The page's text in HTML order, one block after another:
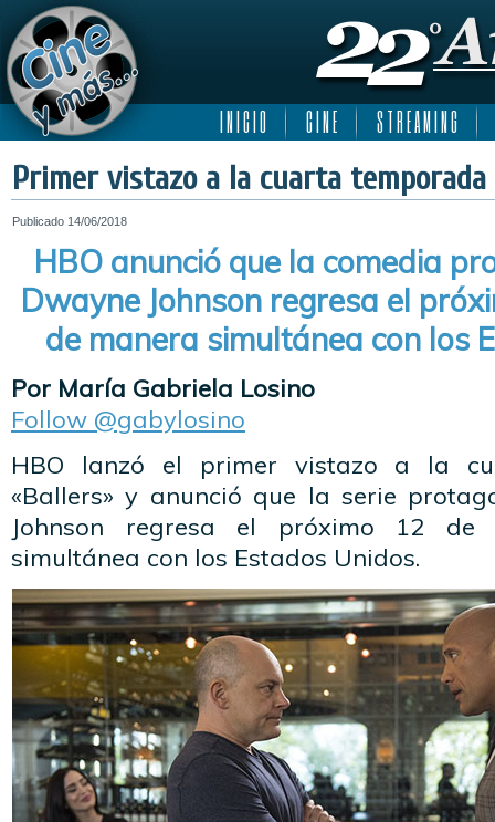
I N I C I O C I N E S T R E A M I N G
Primer vistazo a la cuarta temporada
Publicado 14/06/2018
HBO anunció que la comedia
Dwayne Johnson regresa el
de manera simultánea con los
Por María Gabriela Losino
Follow @gabylosino
HBO lanzó el primer vistazo a la
«Ballers» y anunció que la serie
Johnson regresa el próximo 12 de
simultánea con los Estados Unidos.